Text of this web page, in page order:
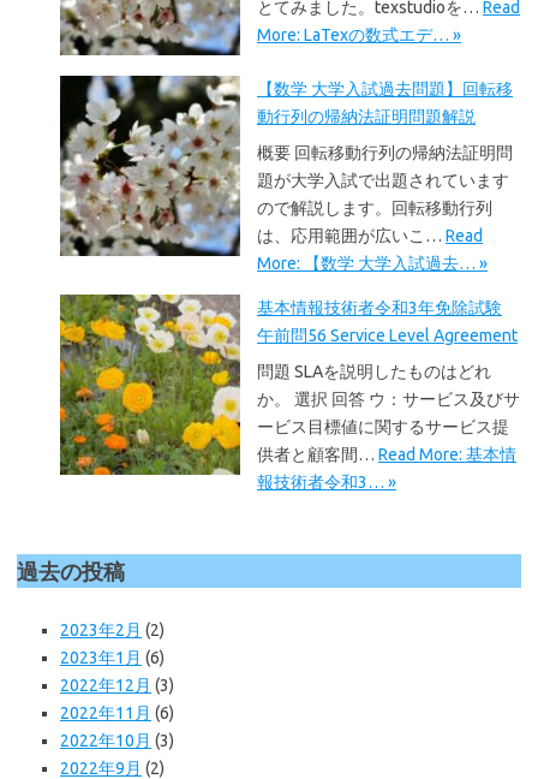
とてみました。texstudioを… Read
More: LaTexの数式エデ… »
【数学 大学入試過去問題】回転移
動行列の帰納法証明問題解説
概要 回転移動行列の帰納法証明問
題が大学入試で出題されています
ので解説します。回転移動行列
は、応用範囲が広いこ… Read
More: 【数学 大学入試過去… »
基本情報技術者令和3年免除試験
午前問56 Service Level Agreement
問題 SLAを説明したものはどれ
か。 選択 回答 ウ：サービス及びサ
ービス目標値に関するサービス提
供者と顧客間… Read More: 基本情
報技術者令和3… »
過去の投稿
2023年2月 (2)
2023年1月 (6)
2022年12月 (3)
2022年11月 (6)
2022年10月 (3)
2022年9月 (2)